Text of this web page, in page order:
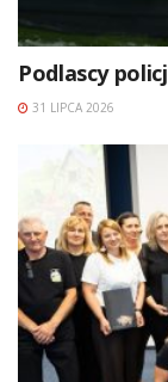
Podlascy
31 LIPCA 2026